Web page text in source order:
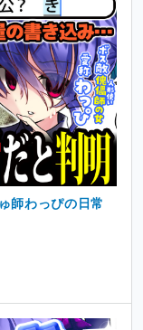
師わっぴの日常